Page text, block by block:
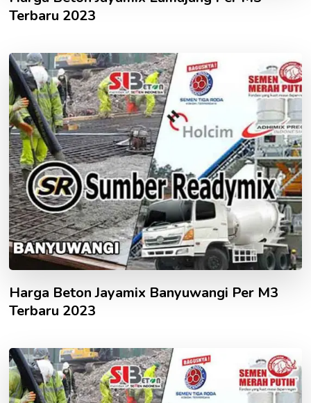
Terbaru 2023
Harga Beton Jayamix Banyuwangi Per M3
Terbaru 2023